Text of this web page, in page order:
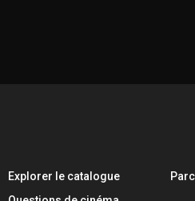
Explorer le catalogue